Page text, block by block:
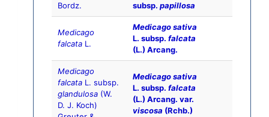
Bordz.
subsp. papillosa
Medicago
falcata L.
Medicago sativa
L. subsp. falcata
(L.) Arcang.
Medicago
falcata L. subsp.
glandulosa (W.
D. J. Koch)
Medicago sativa
L. subsp. falcata
(L.) Arcang. var.
viscosa (Rchb.)